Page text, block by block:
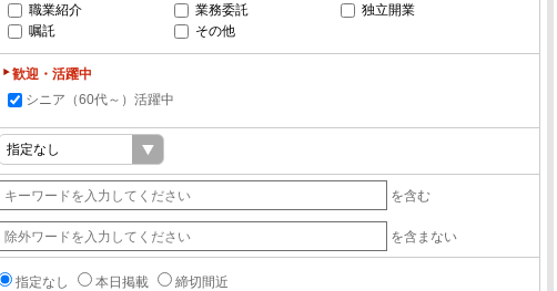
職業紹介
業務委託
独立開業
嘱託
その他
歓迎・活躍中
シニア（60代～）活躍中
を含む
を含まない
指定なし 本日掲載 締切間近